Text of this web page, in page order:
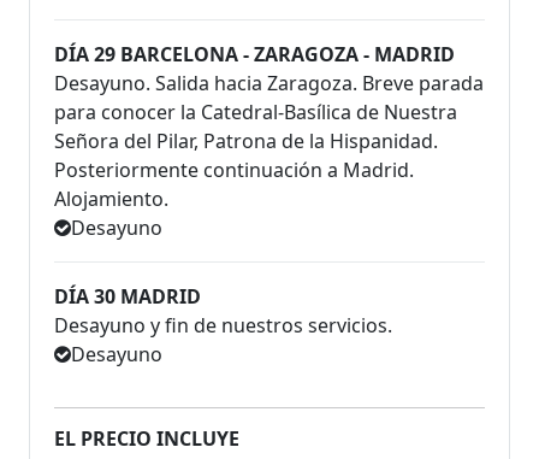
DÍA 29 BARCELONA - ZARAGOZA - MADRID
Desayuno. Salida hacia Zaragoza. Breve parada
para conocer la Catedral-Basílica de Nuestra
Señora del Pilar, Patrona de la Hispanidad.
Posteriormente continuación a Madrid.
Alojamiento.
Desayuno
DÍA 30 MADRID
Desayuno y fin de nuestros servicios.
Desayuno
EL PRECIO INCLUYE